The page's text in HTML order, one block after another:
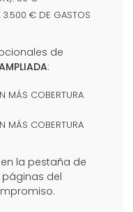
3.500 € DE GASTOS
de
:
MÁS COBERTURA
MÁS COBERTURA
la pestaña de
del